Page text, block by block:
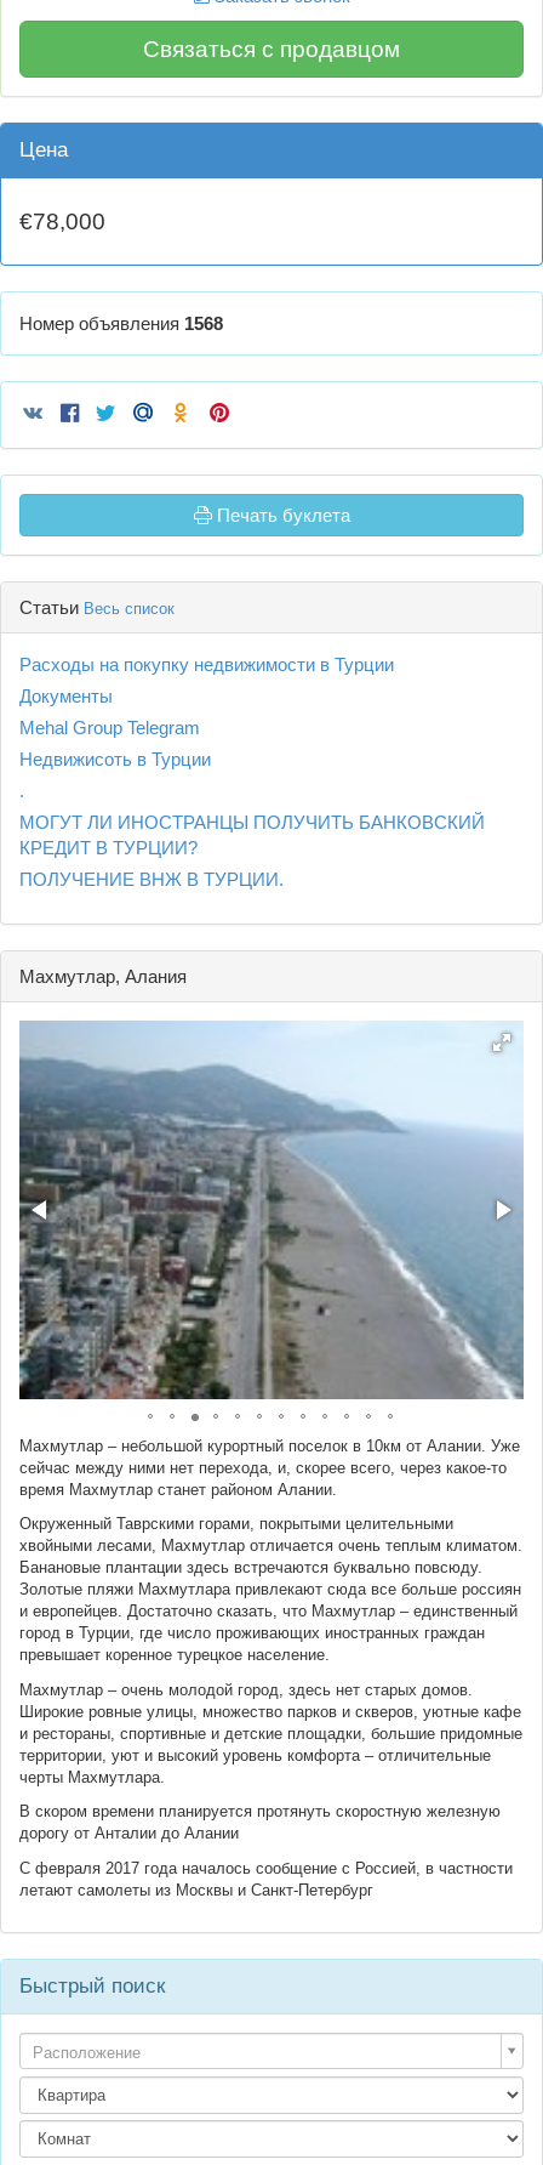
Связаться с продавцом
Цена
€78,000
Номер объявления 1568
Печать буклета
Статьи Весь список
Расходы на покупку недвижимости в Турции
Документы
Mehal Group Telegram
Недвижисоть в Турции
.
МОГУТ ЛИ ИНОСТРАНЦЫ ПОЛУЧИТЬ БАНКОВСКИЙ
КРЕДИТ В ТУРЦИИ?
ПОЛУЧЕНИЕ ВНЖ В ТУРЦИИ.
Махмутлар, Алания
Махмутлар – небольшой курортный поселок в 10км от Алании. Уже
сейчас между ними нет перехода, и, скорее всего, через какое-то
время Махмутлар станет районом Алании.
Окруженный Таврскими горами, покрытыми целительными
хвойными лесами, Махмутлар отличается очень теплым климатом.
Банановые плантации здесь встречаются буквально повсюду.
Золотые пляжи Махмутлара привлекают сюда все больше россиян
и европейцев. Достаточно сказать, что Махмутлар – единственный
город в Турции, где число проживающих иностранных граждан
превышает коренное турецкое население.
Махмутлар – очень молодой город, здесь нет старых домов.
Широкие ровные улицы, множество парков и скверов, уютные кафе
и рестораны, спортивные и детские площадки, большие придомные
территории, уют и высокий уровень комфорта – отличительные
черты Махмутлара.
В скором времени планируется протянуть скоростную железную
дорогу от Анталии до Алании
С февраля 2017 года началось сообщение с Россией, в частности
летают самолеты из Москвы и Санкт-Петербург
Быстрый поиск
Расположение